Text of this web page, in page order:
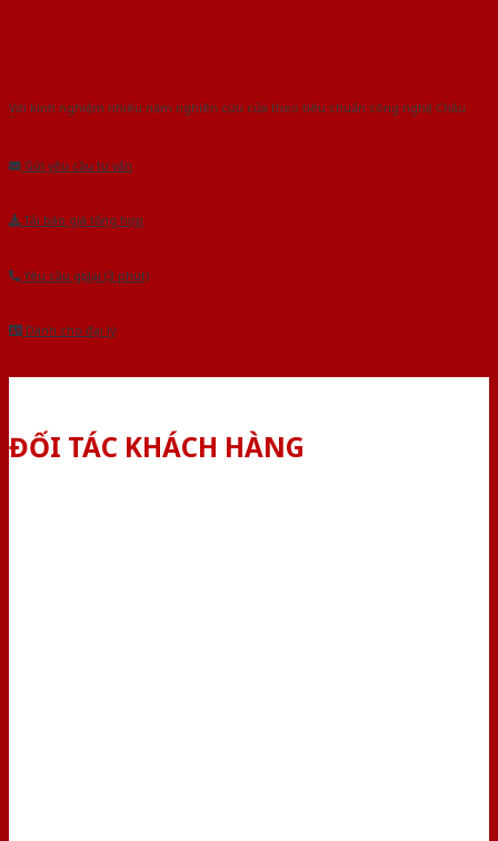
Với kinh nghiệm nhiêu năm nghiên cứu cửa theo tiêu chuẩn công nghệ Châu
Gửi yêu cầu tư vấn
Tải báo giá tổng hợp
Yêu cầu gọi lại (3 phút)
Dành cho đại lý
ĐỐI TÁC KHÁCH HÀNG